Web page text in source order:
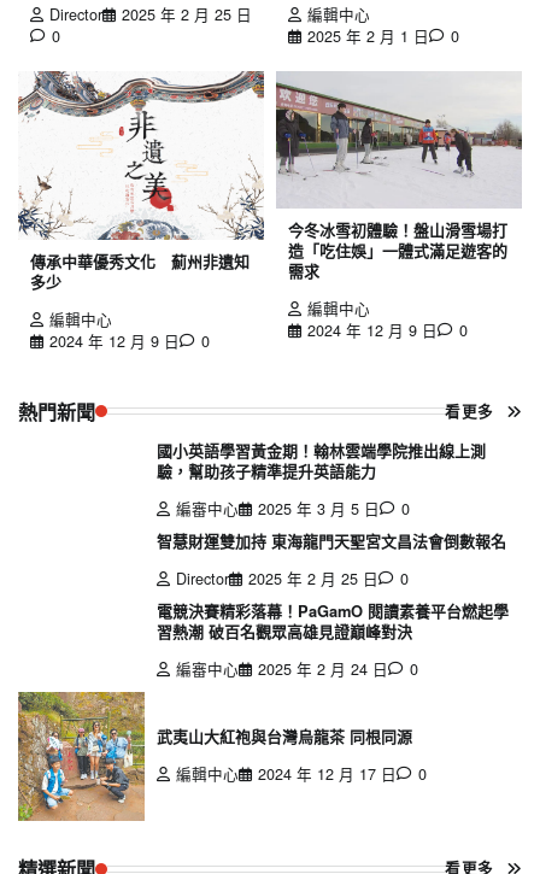
Director
2025 年 2 月 25 日
0
編輯中心
2025 年 2 月 1 日
0
傳承中華優秀文化 薊州非遺知
多少
編輯中心
2024 年 12 月 9 日
0
今冬冰雪初體驗！盤山滑雪場打
造「吃住娛」一體式滿足遊客的
需求
編輯中心
2024 年 12 月 9 日
0
熱門新聞 看更多
國小英語學習黃金期！翰林雲端學院推出線上測
驗，幫助孩子精準提升英語能力
編審中心
2025 年 3 月 5 日
0
智慧財運雙加持 東海龍門天聖宮文昌法會倒數報名
Director
2025 年 2 月 25 日
0
電競決賽精彩落幕！PaGamO 閱讀素養平台燃起學
習熱潮 破百名觀眾高雄見證巔峰對決
編審中心
2025 年 2 月 24 日 0
武夷山大紅袍與台灣烏龍茶 同根同源
編輯中心
2024 年 12 月 17 日 0
看更多